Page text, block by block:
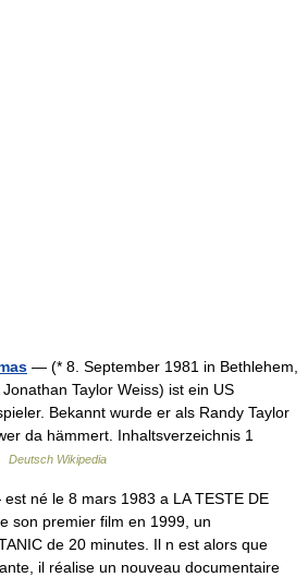
— (* 8. September 1981 in Bethlehem,
Taylor Weiss) ist ein US
Bekannt wurde er als Randy Taylor
da hämmert. Inhaltsverzeichnis 1
Deutsch Wikipedia
né le 8 mars 1983 a LA TESTE DE
son premier film en 1999, un
de 20 minutes. Il n est alors que
il réalise un nouveau documentaire